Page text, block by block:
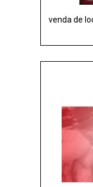
venda de